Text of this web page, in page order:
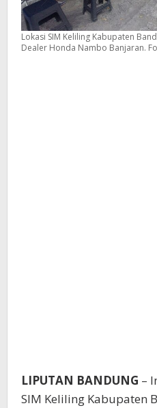
Lokasi SIM Keliling Kabupaten
Dealer Honda Nambo Banjaran.
LIPUTAN BANDUNG –
SIM Keliling Kabupaten